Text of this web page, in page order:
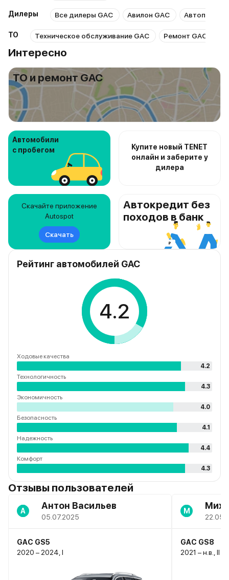
Дилеры Все дилеры GAC Авилон GAC Автополе
ТО Техническое обслуживание GAC Ремонт GAC
Интересно
ТО и ремонт GAC
Автомобили
с пробегом
Купите новый TENET
онлайн и заберите у
дилера
Скачайте приложение
Autospot
Скачать
Автокредит без
походов в банк
Рейтинг автомобилей GAC
4.2
Ходовые качества
4.2
Технологичность
4.3
Экономичность
4.0
Безопасность
4.1
Надежность
4.4
Комфорт
4.3
Отзывы пользователей
А Антон Васильев
05.07.2025
GAC GS5
2020 – 2024, I
М
GAC GS8
2021 – н.в., II